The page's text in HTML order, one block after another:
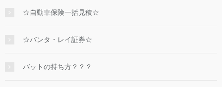
☆自動車保険一括見積☆
☆バンタ・レイ証券☆
バットの持ち方？？？